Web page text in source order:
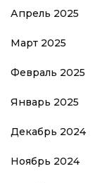
Апрель 2025
Март 2025
Февраль 2025
Январь 2025
Декабрь 2024
Ноябрь 2024